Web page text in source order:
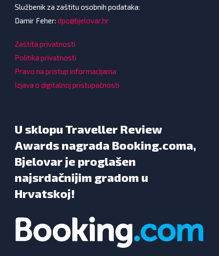
Službenik za zaštitu osobnih podataka:
Damir Feher: dpo@bjelovar.hr
Zaštita privatnosti
Politika privatnosti
Pravo na pristup informacijama
Izjava o digitalnoj pristupačnosti
U sklopu Traveller Review
Awards nagrada Booking.coma,
Bjelovar je proglašen
najsrdačnijim gradom u
Hrvatskoj!